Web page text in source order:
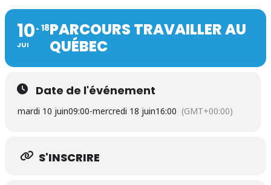
10
JUI
18PARCOURS TRAVAILLER AU
QUÉBEC
Date de l'événement
mardi 10 juin09:00-mercredi 18 juin16:00 (GMT+00:00)
S'INSCRIRE